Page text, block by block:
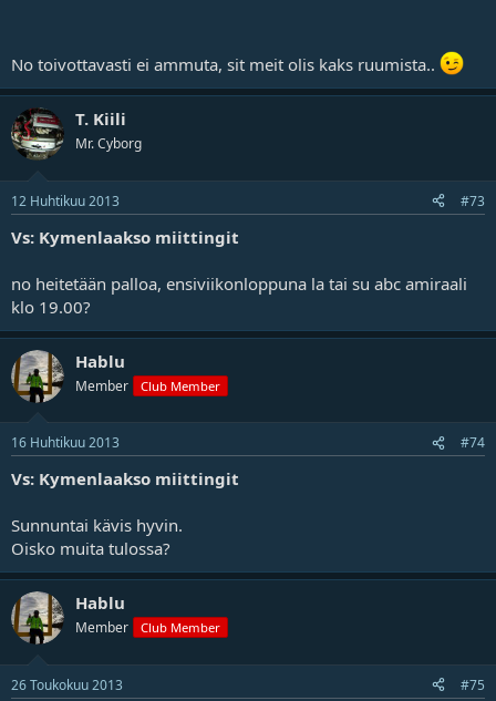
No toivottavasti ei ammuta, sit meit olis kaks ruumista..
T. Kiili
Mr. Cyborg
12 Huhtikuu 2013 #73
Vs: Kymenlaakso miittingit
no heitetään palloa, ensiviikonloppuna la tai su abc amiraali
klo 19.00?
Hablu
Member Club Member
16 Huhtikuu 2013 #74
Vs: Kymenlaakso miittingit
Sunnuntai kävis hyvin.
Oisko muita tulossa?
Hablu
Member Club Member
26 Toukokuu 2013 #75